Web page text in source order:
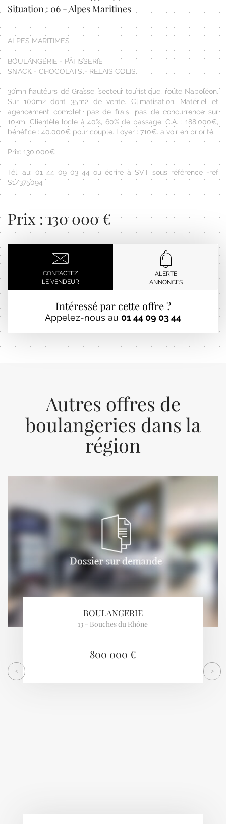
Situation : 06 - Alpes Maritines
ALPES MARITIMES
BOULANGERIE - PÂTISSERIE
SNACK - CHOCOLATS - RELAIS COLIS
30mn hauteurs de Grasse, secteur touristique, route Napoléon.
Sur 100m2 dont 35m2 de vente. Climatisation. Matériel et
agencement complet, pas de frais, pas de concurrence sur
10km. Clientèle locle à 40%, 60% de passage. C.A. : 188.000€,
bénéfice : 40.000€ pour couple. Loyer : 710€. a voir en priorité.
Prix: 130.000€
Tél. au: 01 44 09 03 44 ou écrire à SVT sous référence -ref
S1/375094
Prix : 130 000 €
CONTACTEZ
LE VENDEUR
ALERTE
ANNONCES
Intéressé par cette offre ?
Appelez-nous au 01 44 09 03 44
Autres offres de
boulangeries dans la
région
BOULANGERIE
13 - Bouches du Rhône
800 000 €
< >